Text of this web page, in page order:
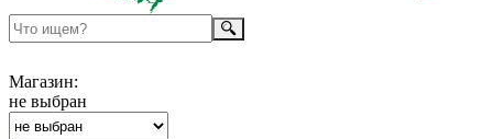
Магазин:
не выбран